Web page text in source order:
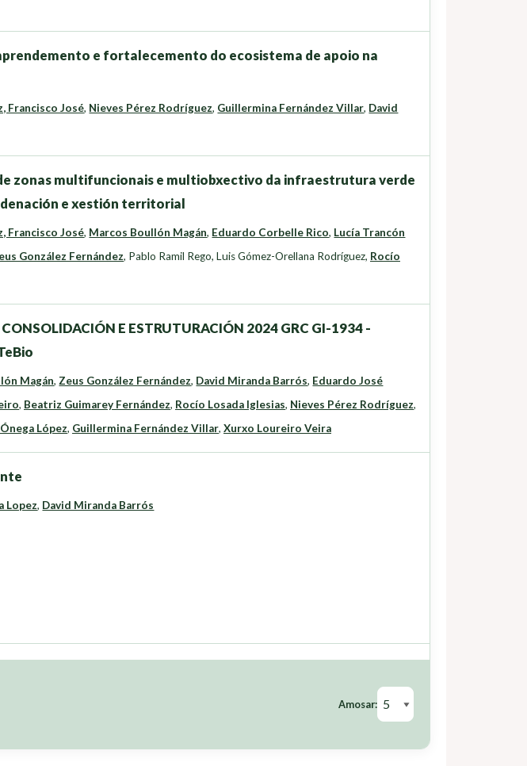
e fortalecemento do ecosistema de apoio na
Francisco José, Nieves Pérez Rodríguez, Guillermina Fernández Villar, David
zonas multifuncionais e multiobxectivo da infraestrutura verde
e xestión territorial
Francisco José, Marcos Boullón Magán, Eduardo Corbelle Rico, Lucía Trancón
González Fernández, Pablo Ramil Rego, Luis Gómez-Orellana Rodríguez, Rocío
E ESTRUTURACIÓN 2024 GRC GI-1934 -
Magán, Zeus González Fernández, David Miranda Barrós, Eduardo José
, Beatriz Guimarey Fernández, Rocío Losada Iglesias, Nieves Pérez Rodríguez,
López, Guillermina Fernández Villar, Xurxo Loureiro Veira
Lopez, David Miranda Barrós
Amosar: